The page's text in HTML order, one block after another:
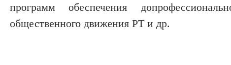
программ обеспечения
общественного движения РТ и др.